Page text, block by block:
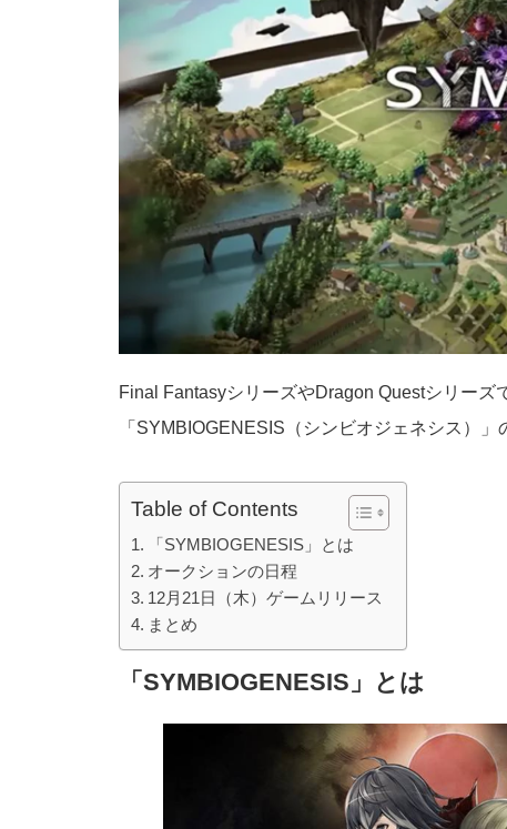
Final FantasyシリーズやDragon Questシリー
「SYMBIOGENESIS（シンビオジェネシス）
Table of Contents
「SYMBIOGENESIS」とは
オークションの日程
12月21日（木）ゲームリリース
まとめ
「SYMBIOGENESIS」とは